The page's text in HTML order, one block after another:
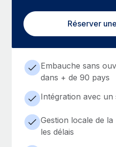
Réserver
Embauche sans
dans + de 90 pays
Intégration avec un
Gestion locale de
les délais